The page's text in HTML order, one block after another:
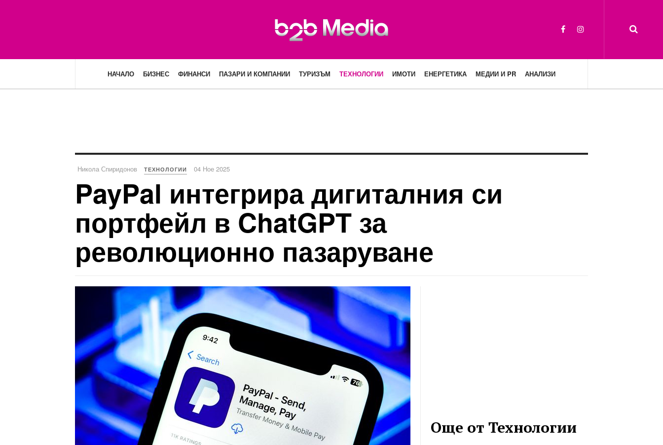
НАЧАЛО БИЗНЕС ФИНАНСИ ПАЗАРИ И КОМПАНИИ ТУРИЗЪМ ТЕХНОЛОГИИ ИМОТИ ЕНЕРГЕТИКА МЕДИИ И PR АНАЛИЗИ
Никола Спиридонов ТЕХНОЛОГИИ 04 Ное 2025
PayPal интегрира дигиталния си
портфейл в ChatGPT за
революционно пазаруване
Още от Технологии